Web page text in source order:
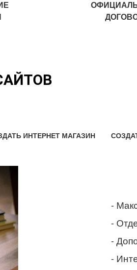
ИНТЕРНЕТ МАГАЗИН
-
-
-
-